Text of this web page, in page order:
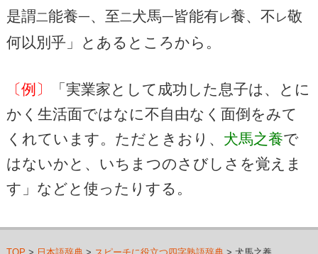
是謂二能養一、至二犬馬一皆能有レ養、不レ敬
何以別乎」とあるところから。
〔例〕
「実業家として成功した息子は、とに
かく生活面ではなに不自由なく面倒をみて
くれています。ただときおり、 犬馬之養で
はないかと、いちまつのさびしさを覚えま
す」などと使ったりする。